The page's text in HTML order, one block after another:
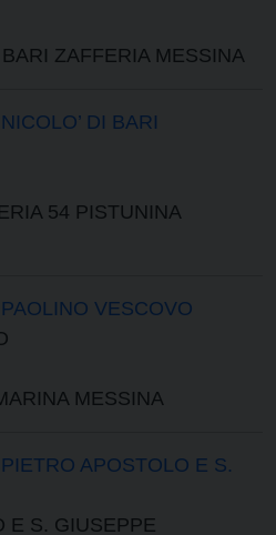
ZAFFERIA MESSINA
DI BARI
54 PISTUNINA
VESCOVO
MESSINA
APOSTOLO E S.
E S. GIUSEPPE